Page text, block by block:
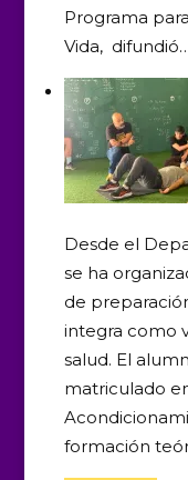
Programa
Vida,
Desde el
se ha
de
integra como
salud. El
matriculado
formación